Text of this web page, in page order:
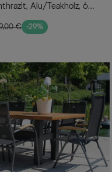
Alu/Teakholz, 6
x 100 cm
€ -29%